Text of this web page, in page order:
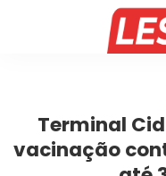
Terminal
vacinação